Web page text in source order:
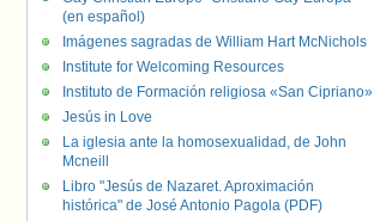
(en español)
Imágenes sagradas de William Hart McNichols
Institute for Welcoming Resources
Instituto de Formación religiosa «San Cipriano»
Jesús in Love
La iglesia ante la homosexualidad, de John
Mcneill
Libro "Jesús de Nazaret. Aproximación
histórica" de José Antonio Pagola (PDF)